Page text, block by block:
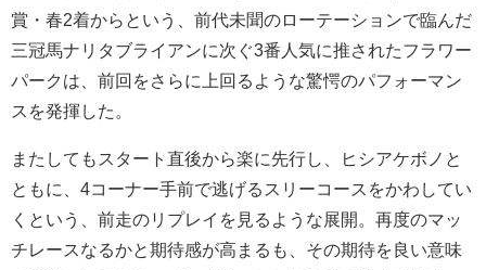
賞・春2着からという、前代未聞のローテーションで臨んだ
三冠馬ナリタブライアンに次ぐ3番人気に推されたフラワー
パークは、前回をさらに上回るような驚愕のパフォーマン
スを発揮した。
またしてもスタート直後から楽に先行し、ヒシアケボノと
ともに、4コーナー手前で逃げるスリーコースをかわしてい
くという、前走のリプレイを見るような展開。再度のマッ
チレースなるかと期待感が高まるも、その期待を良い意味